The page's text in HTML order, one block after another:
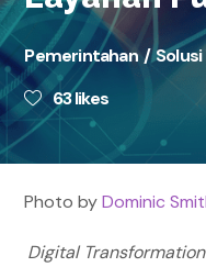
Pemerintahan
63likes
Photo byDominic
Digital